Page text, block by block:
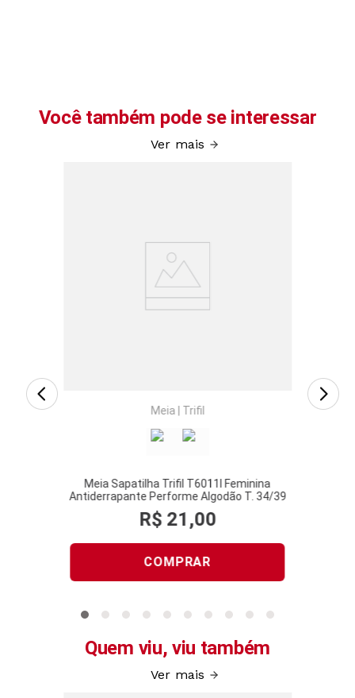
Você também pode se interessar
Ver mais
Meia| Trifil
Meia Sapatilha Trifil T6011I Feminina
Antiderrapante Performe Algodão T. 34/39
R$ 21,00
COMPRAR
Quem viu, viu também
Ver mais